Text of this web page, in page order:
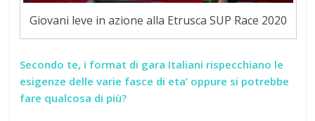
Giovani leve in azione alla Etrusca SUP Race 2020
Secondo te, i format di gara Italiani rispecchiano le
esigenze delle varie fasce di eta’ oppure si potrebbe
fare qualcosa di più?